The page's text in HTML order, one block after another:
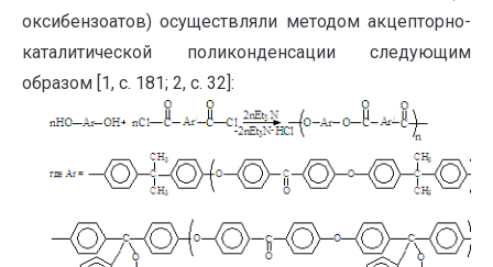
оксибензоатов) осуществляли методом акцепторно-
каталитической поликонденсации следующим
образом [1, с. 181; 2, с. 32]: